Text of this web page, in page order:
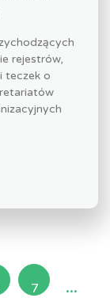
rejestrów,
teczek o
7 ...